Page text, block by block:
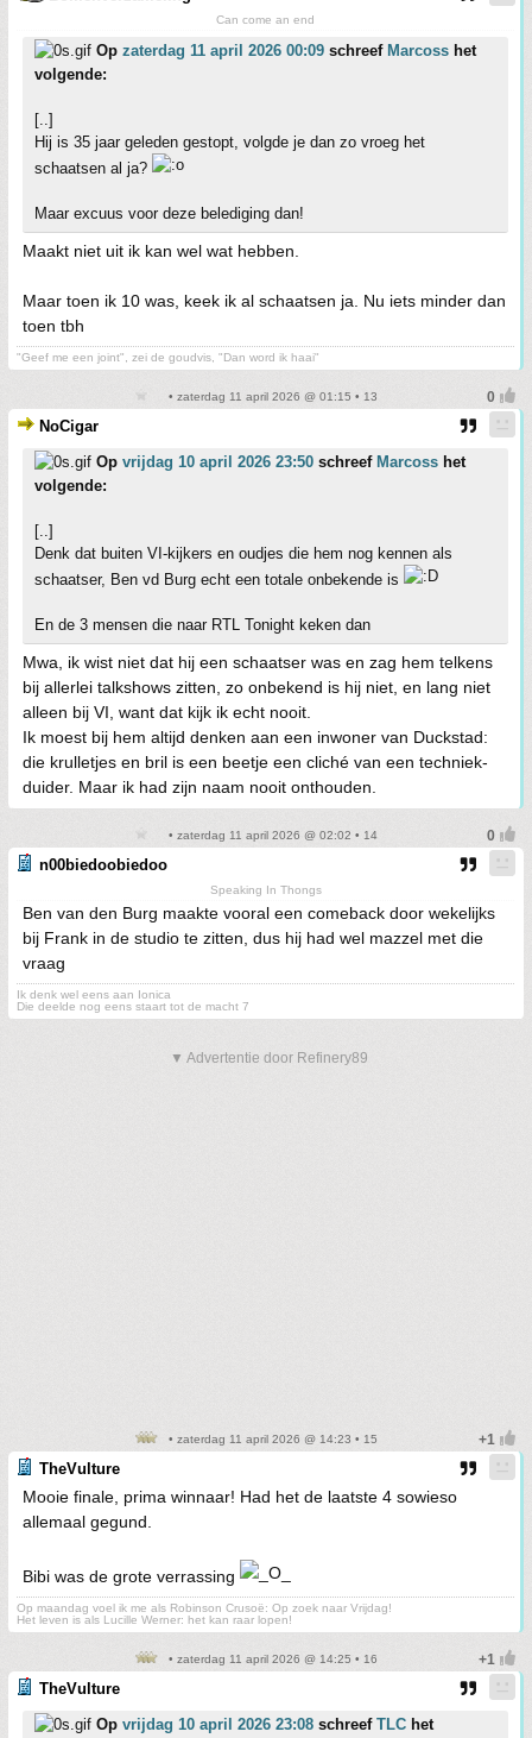
Can come an end
Op zaterdag 11 april 2026 00:09 schreef Marcoss het
volgende:
[..]
Hij is 35 jaar geleden gestopt, volgde je dan zo vroeg het
schaatsen al ja?
Maar excuus voor deze belediging dan!
Maakt niet uit ik kan wel wat hebben.
Maar toen ik 10 was, keek ik al schaatsen ja. Nu iets minder dan
toen tbh
"Geef me een joint", zei de goudvis, "Dan word ik haai"
• zaterdag 11 april 2026 @ 01:15 • 13
NoCigar
Op vrijdag 10 april 2026 23:50 schreef Marcoss het
volgende:
[..]
Denk dat buiten VI-kijkers en oudjes die hem nog kennen als
schaatser, Ben vd Burg echt een totale onbekende is
En de 3 mensen die naar RTL Tonight keken dan
Mwa, ik wist niet dat hij een schaatser was en zag hem telkens
bij allerlei talkshows zitten, zo onbekend is hij niet, en lang niet
alleen bij VI, want dat kijk ik echt nooit.
Ik moest bij hem altijd denken aan een inwoner van Duckstad:
die krulletjes en bril is een beetje een cliché van een techniek-
duider. Maar ik had zijn naam nooit onthouden.
• zaterdag 11 april 2026 @ 02:02 • 14
n00biedoobiedoo
Speaking In Thongs
Ben van den Burg maakte vooral een comeback door wekelijks
bij Frank in de studio te zitten, dus hij had wel mazzel met die
vraag
Ik denk wel eens aan Ionica
Die deelde nog eens staart tot de macht 7
▼ Advertentie door Refinery89
• zaterdag 11 april 2026 @ 14:23 • 15
TheVulture
Mooie finale, prima winnaar! Had het de laatste 4 sowieso
allemaal gegund.
Bibi was de grote verrassing
Op maandag voel ik me als Robinson Crusoë: Op zoek naar Vrijdag!
Het leven is als Lucille Werner: het kan raar lopen!
• zaterdag 11 april 2026 @ 14:25 • 16
TheVulture
Op vrijdag 10 april 2026 23:08 schreef TLC het